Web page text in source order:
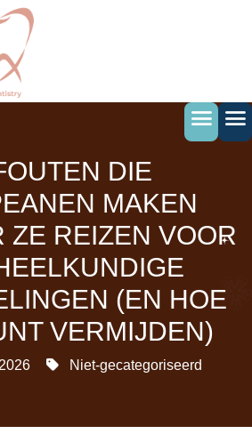
DIE
MAKEN
ZE REIZEN VOOR
(EN HOE
VERMIJDEN)
Niet-gecategoriseerd